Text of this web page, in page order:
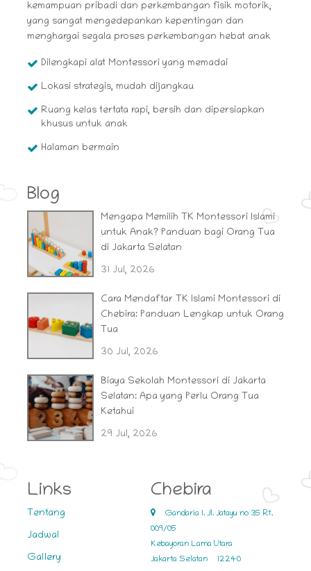
kemampuan pribadi dan perkembangan fisik motorik,
yang sangat mengedepankan kepentingan dan
menghargai segala proses perkembangan hebat anak
Dilengkapi alat Montessori yang memadai
Lokasi strategis, mudah dijangkau
Ruang kelas tertata rapi, bersih dan dipersiapkan
khusus untuk anak
Halaman bermain
Blog
Mengapa Memilih TK Montessori Islami
untuk Anak? Panduan bagi Orang Tua
di Jakarta Selatan
31 Jul, 2026
Cara Mendaftar TK Islami Montessori di
Chebira: Panduan Lengkap untuk Orang
Tua
30 Jul, 2026
Biaya Sekolah Montessori di Jakarta
Selatan: Apa yang Perlu Orang Tua
Ketahui
29 Jul, 2026
Links
Tentang
Jadwal
Gallery
Chebira
Gandaria 1. Jl. Jatayu no 35 Rt.
009/05
Kebayoran Lama Utara
Jakarta Selatan
12240